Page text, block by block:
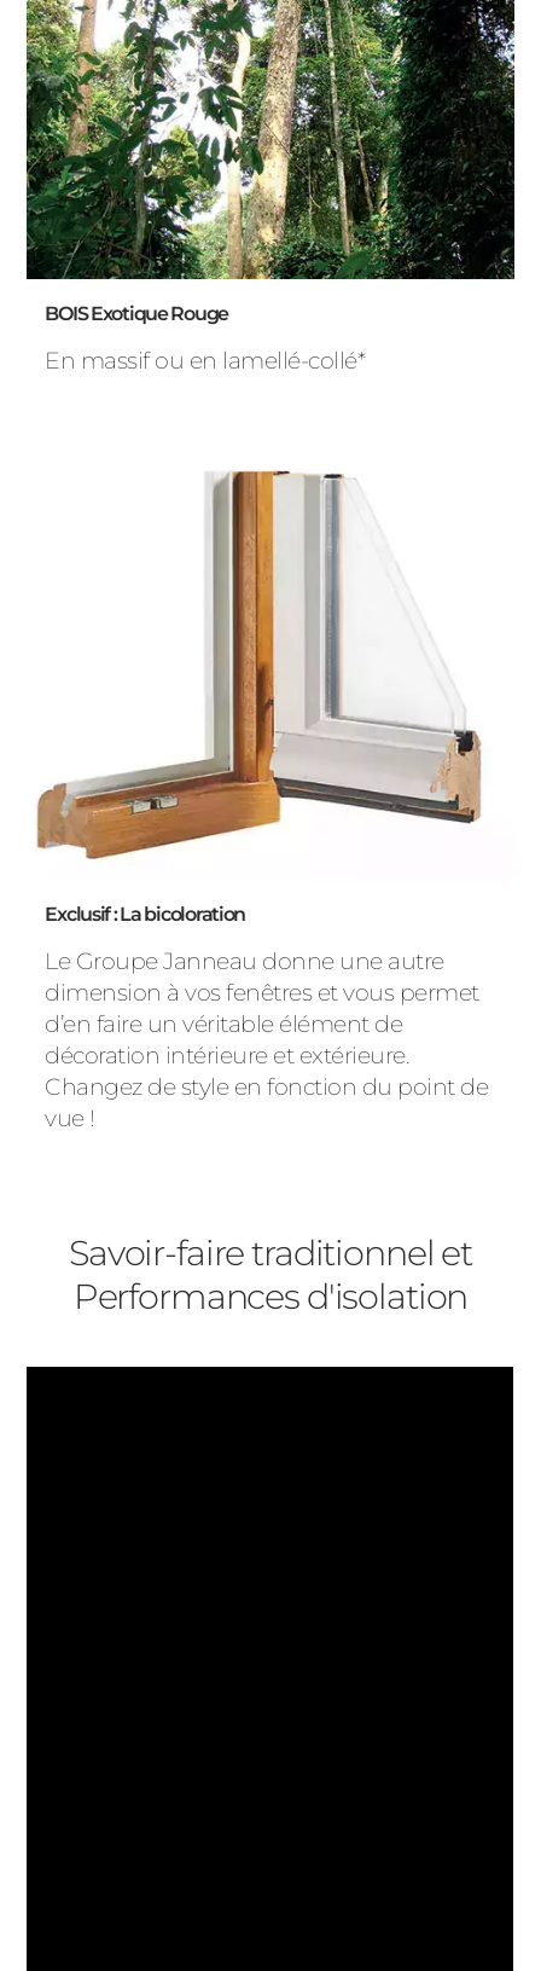
BOIS Exotique Rouge
En massif ou en lamellé-collé*
Exclusif : La bicoloration
Le Groupe Janneau donne une autre
dimension à vos fenêtres et vous permet
d’en faire un véritable élément de
décoration intérieure et extérieure.
Changez de style en fonction du point de
vue !
Savoir-faire traditionnel et
Performances d'isolation